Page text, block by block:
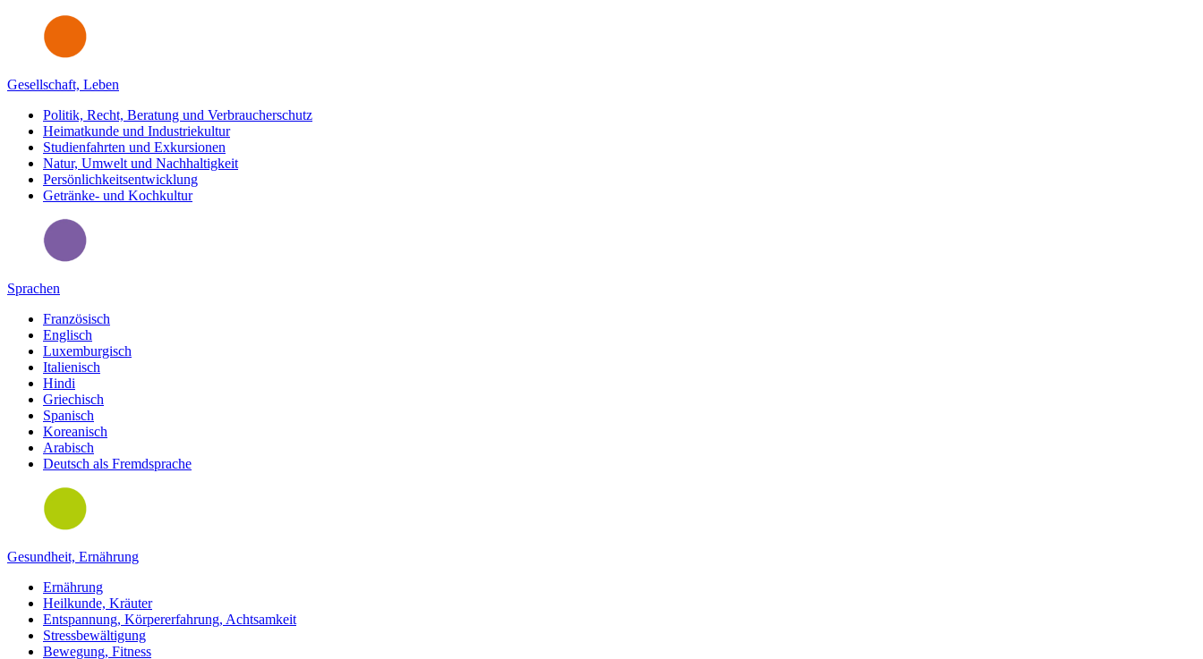
Gesellschaft, Leben
Politik, Recht, Beratung und Verbraucherschutz
Heimatkunde und Industriekultur
Studienfahrten und Exkursionen
Natur, Umwelt und Nachhaltigkeit
Persönlichkeitsentwicklung
Getränke- und Kochkultur
Sprachen
Französisch
Englisch
Luxemburgisch
Italienisch
Hindi
Griechisch
Spanisch
Koreanisch
Arabisch
Deutsch als Fremdsprache
Gesundheit, Ernährung
Ernährung
Heilkunde, Kräuter
Entspannung, Körpererfahrung, Achtsamkeit
Stressbewältigung
Bewegung, Fitness